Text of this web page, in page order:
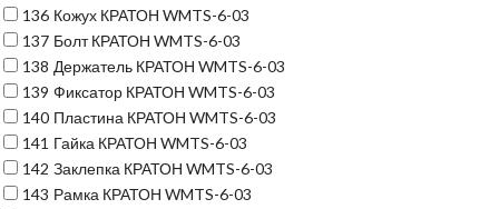
136 Кожух КРАТОН WMTS-6-03
137 Болт КРАТОН WMTS-6-03
138 Держатель КРАТОН WMTS-6-03
139 Фиксатор КРАТОН WMTS-6-03
140 Пластина КРАТОН WMTS-6-03
141 Гайка КРАТОН WMTS-6-03
142 Заклепка КРАТОН WMTS-6-03
143 Рамка КРАТОН WMTS-6-03